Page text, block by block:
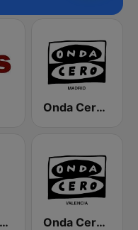
Onda Cero Madrid
Cadena COPE Madrid Onda Cero Valencia